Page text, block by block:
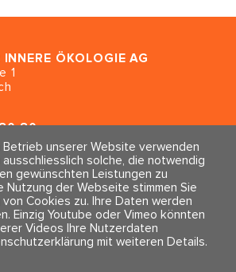
INNERE ÖKOLOGIE AG
1
80
Folge uns
Betrieb unserer Website verwenden
solche, die notwendig
gewünschten Leistungen zu
Nutzung der Webseite stimmen Sie
Cookies zu. Ihre Daten werden
Einzig Youtube oder Vimeo könnten
Videos Ihre Nutzerdaten
mit weiteren Details.